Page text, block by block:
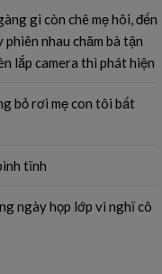
gì còn chê mẹ hôi, đến
nhau chăm bà tận
lắp camera thì phát hiện
bỏ rơi mẹ con tôi bất
tĩnh
ngày họp lớp vì nghĩ cô